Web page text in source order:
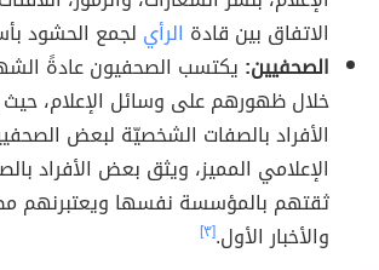
الاتفاق بين قادة الرأي لجمع الحشود
الصحفيين: يكتسب الصحفيون عادةً
خلال ظهورهم على وسائل الإعلام، حيث
الأفراد بالصفات الشخصيّة لبعض
الإعلامي المميز، ويثق بعض الأفراد
ثقتهم بالمؤسسة نفسها ويعتبرنهم
والأخبار الأول.[٣]